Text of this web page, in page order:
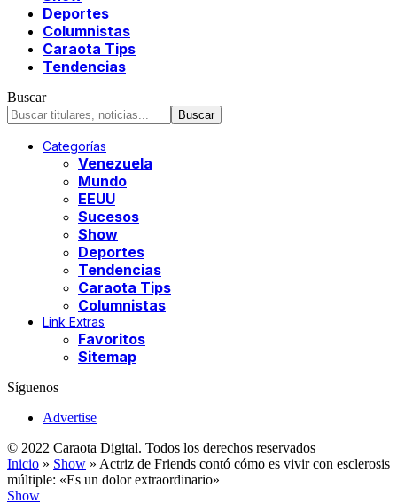
Deportes
Columnistas
Caraota Tips
Tendencias
Buscar
Categorías
Venezuela
Mundo
EEUU
Sucesos
Show
Deportes
Tendencias
Caraota Tips
Columnistas
Link Extras
Favoritos
Sitemap
Síguenos
Advertise
© 2022 Caraota Digital. Todos los derechos reservados
Inicio » Show » Actriz de Friends contó cómo es vivir con esclerosis
múltiple: «Es un dolor extraordinario»
Show